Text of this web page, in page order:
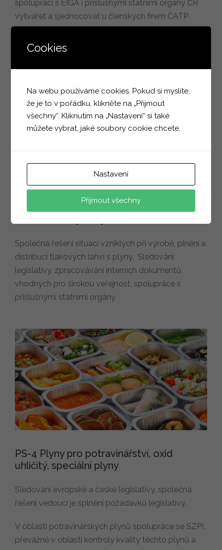
spolupráci s EIGA i příslušnými státními orgány ČR
vytvářet a sjednocovat u členských firem ČATP
podmínky pro bezpečnou přepravu
velkoobjemových i kusových produktů z jejich
PS-3 Tlakové lahve, vysokotlaká plnící
Společná řešení situací vzniklých při výrobě, plnění a
distribuci tlakových lahví s plyny. Sledování
legislativy, zpracovávání interních dokumentů
vhodných pro širokou veřejnost, spolupráce s
příslušnými státními orgány.
PS-4 Plyny pro potravinářství, oxid
uhličitý, speciální plyny
Sledování evropské a české legislativy, společná
řešení vedoucí je splnění požadavků legislativy.
V oblasti potravinářských plynů spolupráce se SZPI,
převážně v oblasti kontroly kvality těchto plynů a
Cookies
Na webu používáme cookies. Pokud si myslíte,
že je to v pořádku, klikněte na „Přijmout
všechny“. Kliknutím na „Nastavení“ si také
můžete vybrat, jaké soubory cookie chcete.
Nastavení
Přijmout všechny